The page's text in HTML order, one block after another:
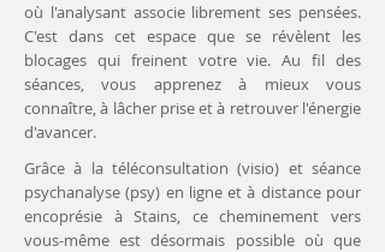
où l'analysant associe librement ses pensées.
C'est dans cet espace que se révèlent les
blocages qui freinent votre vie. Au fil des
séances, vous apprenez à mieux vous
connaître, à lâcher prise et à retrouver l'énergie
d'avancer.
Grâce à la téléconsultation (visio) et séance
psychanalyse (psy) en ligne et à distance pour
encoprésie à Stains, ce cheminement vers
vous-même est désormais possible où que